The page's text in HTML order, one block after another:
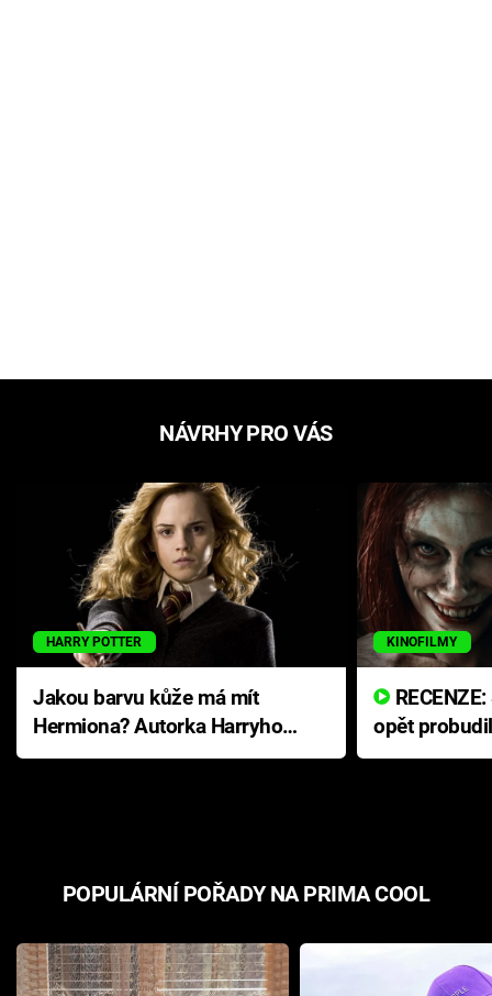
NÁVRHY PRO VÁS
HARRY POTTER
Jakou barvu kůže má mít
Hermiona? Autorka Harryho
Pottera přišla s ráznou
KINOFILMY
opět
přichází s
POPULÁRNÍ POŘADY NA PRIMA COOL